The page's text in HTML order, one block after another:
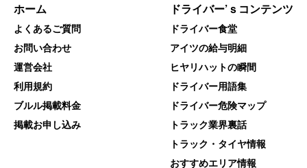
ホーム
よくあるご質問
お問い合わせ
運営会社
利用規約
ブルル掲載料金
掲載お申し込み
ドライバー’ｓコンテンツ
ドライバー食堂
アイツの給与明細
ヒヤリハットの瞬間
ドライバー用語集
ドライバー危険マップ
トラック業界裏話
トラック・タイヤ情報
おすすめエリア情報